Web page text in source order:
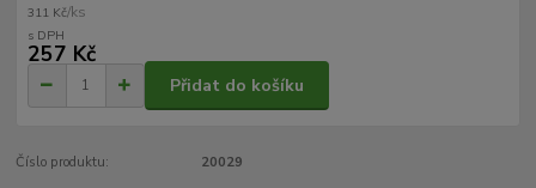
311 Kč/ks
257 Kč
Přidat do košíku
Číslo produktu: 20029